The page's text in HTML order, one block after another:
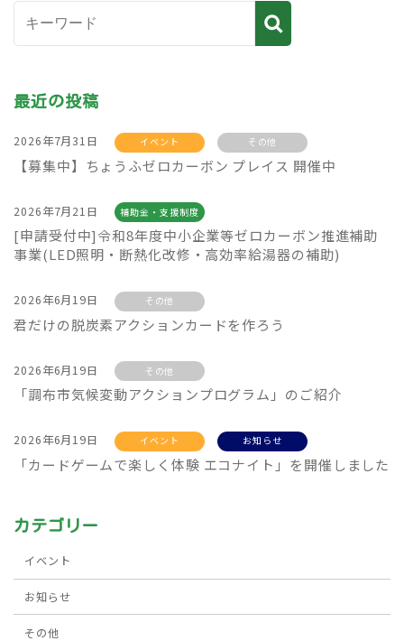
最近の投稿
2026年7月31日 イベント その他
【募集中】ちょうふゼロカーボン プレイス 開催中
2026年7月21日 補助金・支援制度
[申請受付中]令和8年度中小企業等ゼロカーボン推進補助
事業(LED照明・断熱化改修・高効率給湯器の補助)
2026年6月19日 その他
君だけの脱炭素アクションカードを作ろう
2026年6月19日 その他
「調布市気候変動アクションプログラム」のご紹介
2026年6月19日 イベント お知らせ
「カードゲームで楽しく体験 エコナイト」を開催しました
カテゴリー
イベント
お知らせ
その他